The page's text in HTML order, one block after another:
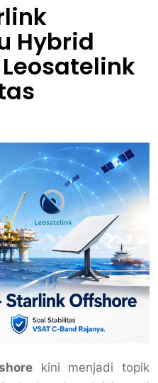
Hybrid
kini menjadi topik